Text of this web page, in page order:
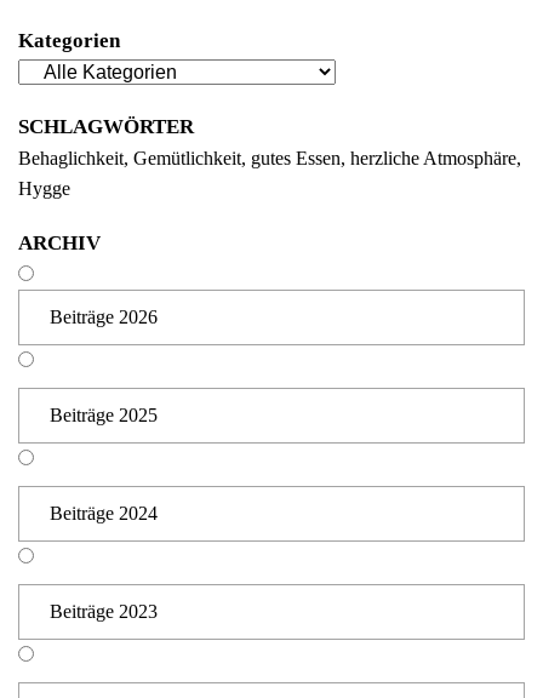
Kategorien
SCHLAGWÖRTER
Behaglichkeit Gemütlichkeit gutes Essen herzliche Atmosphäre
Hygge
ARCHIV
Beiträge 2026
Beiträge 2025
Beiträge 2024
Beiträge 2023